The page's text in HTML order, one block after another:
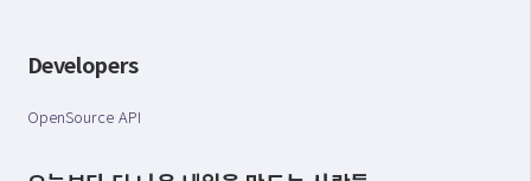
Developers
OpenSource API